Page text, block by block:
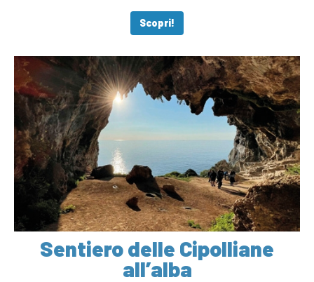
Scopri!
Sentiero delle Cipolliane
all’alba